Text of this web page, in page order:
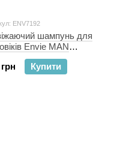
ENV7192
шампунь для
Envie MAN
Shampoo 250 мл
Купити